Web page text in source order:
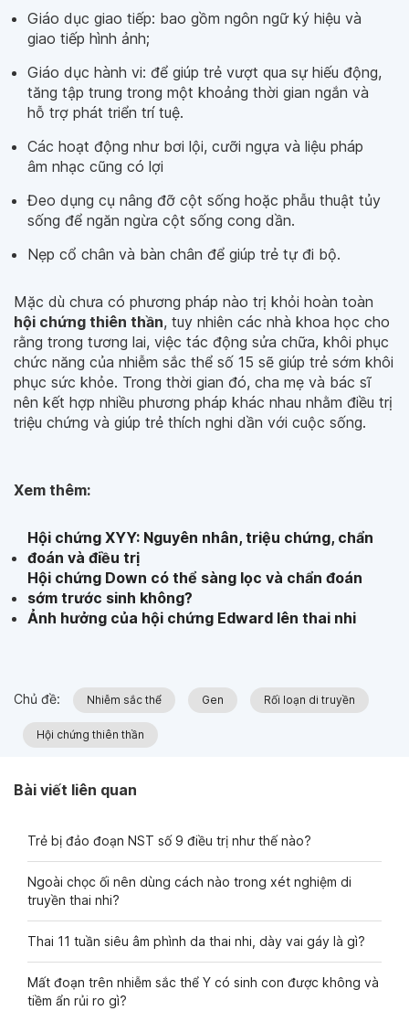
Giáo dục giao tiếp: bao gồm ngôn ngữ ký hiệu và
giao tiếp hình ảnh;
Giáo dục hành vi: để giúp trẻ vượt qua sự hiếu động,
tăng tập trung trong một khoảng thời gian ngắn và
hỗ trợ phát triển trí tuệ.
Các hoạt động như bơi lội, cưỡi ngựa và liệu pháp
âm nhạc cũng có lợi
Đeo dụng cụ nâng đỡ cột sống hoặc phẫu thuật tủy
sống để ngăn ngừa cột sống cong dần.
Nẹp cổ chân và bàn chân để giúp trẻ tự đi bộ.
Mặc dù chưa có phương pháp nào trị khỏi hoàn toàn
hội chứng thiên thần, tuy nhiên các nhà khoa học cho
rằng trong tương lai, việc tác động sửa chữa, khôi phục
chức năng của nhiễm sắc thể số 15 sẽ giúp trẻ sớm khôi
phục sức khỏe. Trong thời gian đó, cha mẹ và bác sĩ
nên kết hợp nhiều phương pháp khác nhau nhằm điều trị
triệu chứng và giúp trẻ thích nghi dần với cuộc sống.
Xem thêm:
Hội chứng XYY: Nguyên nhân, triệu chứng, chẩn
đoán và điều trị
Hội chứng Down có thể sàng lọc và chẩn đoán
sớm trước sinh không?
Ảnh hưởng của hội chứng Edward lên thai nhi
Chủ đề: Nhiễm sắc thể Gen Rối loạn di truyền
Hội chứng thiên thần
Bài viết liên quan
Trẻ bị đảo đoạn NST số 9 điều trị như thế nào?
Ngoài chọc ối nên dùng cách nào trong xét nghiệm di
truyền thai nhi?
Thai 11 tuần siêu âm phình da thai nhi, dày vai gáy là gì?
Mất đoạn trên nhiễm sắc thể Y có sinh con được không và
tiềm ẩn rủi ro gì?